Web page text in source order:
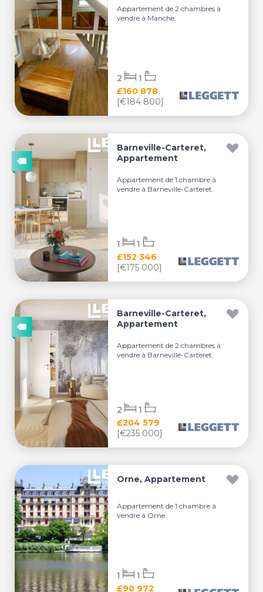
Appartement de 2 chambres à
vendre à Manche.
£160 878
[€184 800]
2 1
Barneville-Carteret,
Appartement
Appartement de 1 chambre à
vendre à Barneville-Carteret.
£152 346
[€175 000]
1 1
Barneville-Carteret,
Appartement
Appartement de 2 chambres à
vendre à Barneville-Carteret.
£204 579
[€235 000]
2 1
Orne, Appartement
Appartement de 1 chambre à
vendre à Orne.
£90 972
1 1